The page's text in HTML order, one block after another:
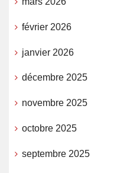
février 2026
janvier 2026
décembre 2025
novembre 2025
octobre 2025
septembre 2025